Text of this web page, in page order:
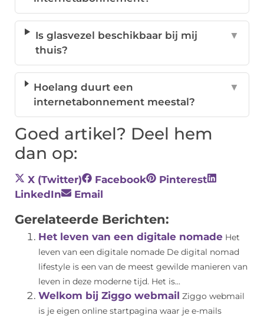
Is glasvezel beschikbaar bij mij
thuis?
▼
Hoelang duurt een
internetabonnement meestal?
▼
Goed artikel? Deel hem
dan op:
X (Twitter) Facebook
Pinterest
LinkedIn
Email
Gerelateerde Berichten:
Het leven van een digitale nomade Het
leven van een digitale nomade De digital nomad
lifestyle is een van de meest gewilde manieren van
leven in deze moderne tijd. Het is...
Welkom bij Ziggo webmail Ziggo webmail
is je eigen online startpagina waar je e-mails